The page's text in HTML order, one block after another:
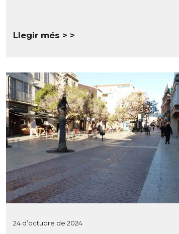
Llegir més >
24 d’octubre de 2024